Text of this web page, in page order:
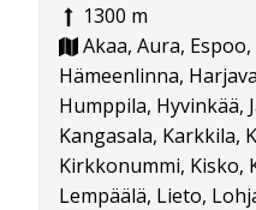
1300 m
Akaa, Aura,
Hämeenlinna,
Humppila, Hyvinkää,
Kangasala, Karkkila,
Kirkkonummi, Kisko,
Lempäälä, Lieto,